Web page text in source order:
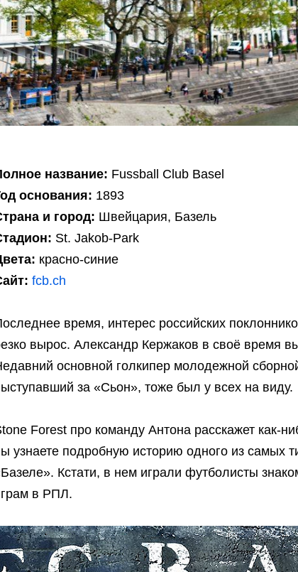
название: Fussball Club Basel
основания: 1893
и город: Швейцария, Базель
St. Jakob-Park
красно-синие
fcb.ch
время, интерес российских
вырос. Александр Кержаков в своё время
основной голкипер молодежной
за «Сьон», тоже был у всех на виду.
Forest про команду Антона расскажет как-
узнаете подробную историю одного из самых
Кстати, в нем играли футболисты
в РПЛ.